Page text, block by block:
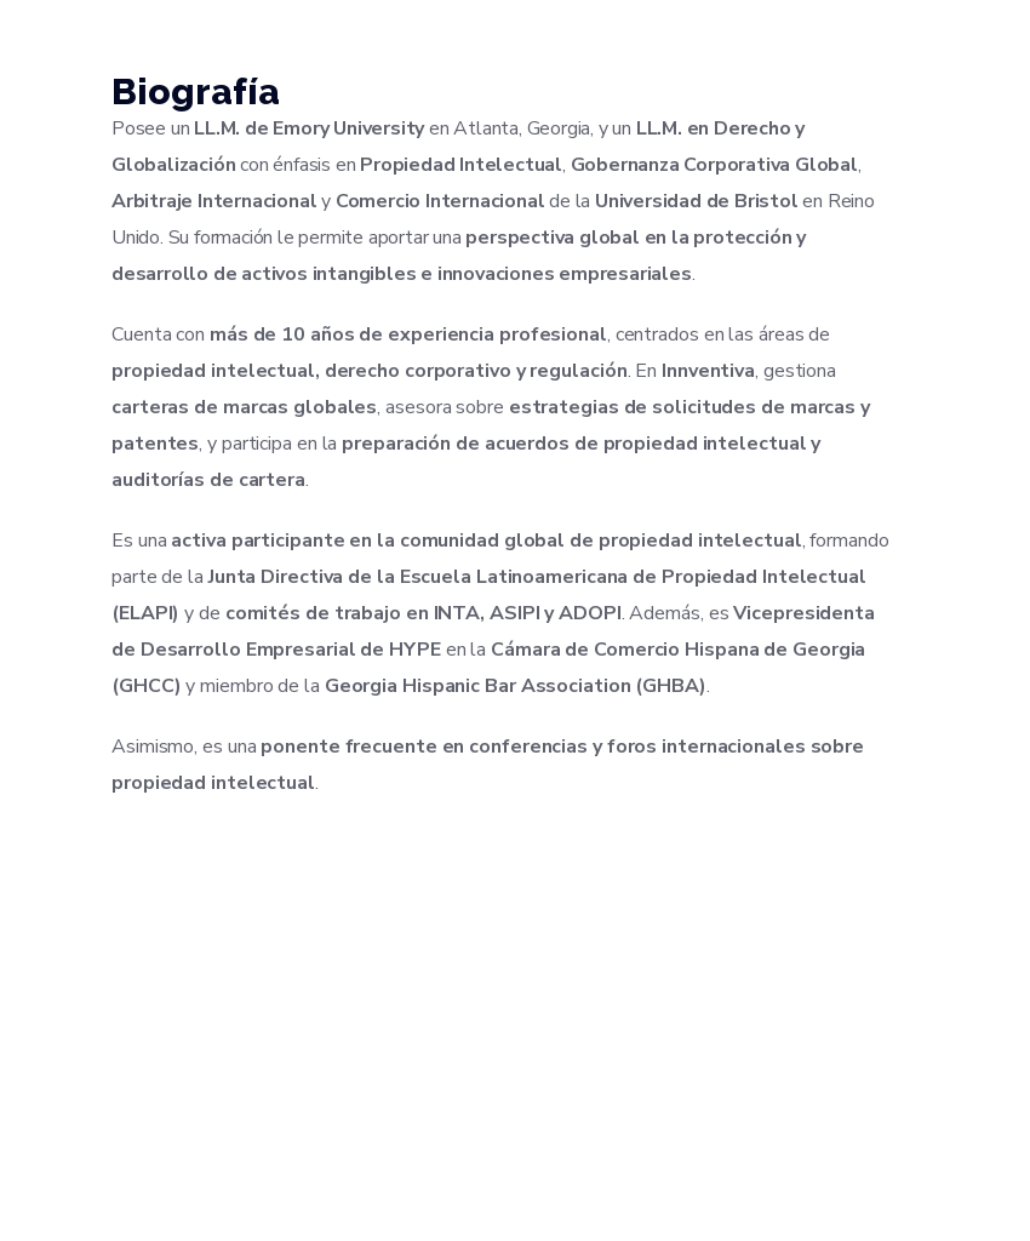
Biografía
Posee un LL.M. de Emory Universityen Atlanta, Georgia, y un LL.M. en Derecho y
Globalizacióncon énfasis en Propiedad Intelectual, Gobernanza Corporativa Global,
Arbitraje Internacionaly Comercio Internacionalde la Universidad de Bristolen Reino
Unido. Su formación le permite aportar una perspectiva global en la protección y
desarrollo de activos intangibles e innovaciones empresariales.
Cuenta con más de 10 años de experiencia profesional, centrados en las áreas de
propiedad intelectual, derecho corporativo y regulación. En Innventiva, gestiona
carteras de marcas globales, asesora sobre estrategias de solicitudes de marcas y
patentes, y participa en la preparación de acuerdos de propiedad intelectual y
auditorías de cartera.
Es una activa participante en la comunidad global de propiedad intelectual, formando
parte de laJunta Directiva de la Escuela Latinoamericana de Propiedad Intelectual
(ELAPI) y de comités de trabajo en INTA, ASIPI y ADOPI. Además, esVicepresidenta
de Desarrollo Empresarial de HYPEen la Cámara de Comercio Hispana de Georgia
(GHCC) y miembro de la Georgia Hispanic Bar Association (GHBA).
Asimismo, es una ponente frecuente en conferencias y foros internacionales sobre
propiedad intelectual.